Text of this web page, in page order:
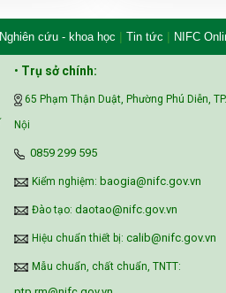
Nghiên cứu - khoa học | Tin tức | NIFC
• Trụ sở chính:
65 Phạm Thận Duật, Phường Phú Diễn,
Nội
‪0859 299 595‬
Kiểm nghiệm: baogia@nifc.gov.vn
Đào tạo: daotao@nifc.gov.vn
Hiệu chuẩn thiết bị: calib@nifc.gov.vn
Mẫu chuẩn, chất chuẩn, TNTT: